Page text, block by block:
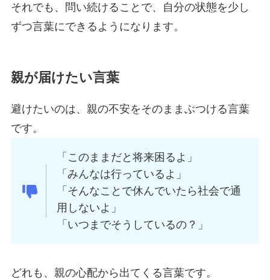
それでも、問い続けることで、自分の状態を少し
ずつ言葉にできるようになります。
親が届けたい言葉
避けたいのは、親の不安をそのままぶつける言葉
です。
「このままだと将来困るよ」
「みんなは行っているよ」
「そんなことで休んでいたら社会で通
用しないよ」
「いつまでそうしているの？」
どれも、親の心配から出てくる言葉です。